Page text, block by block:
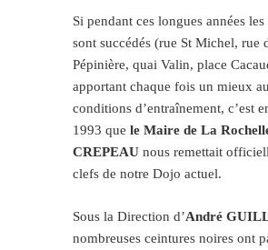
Si pendant ces longues années
sont succédés (rue St Michel, rue
Pépinière, quai Valin, place
apportant chaque fois un mieux
conditions d’entraînement, c’est
1993 que le Maire de La
CREPEAU nous remettait
clefs de notre Dojo actuel.
Sous la Direction d’André
nombreuses ceintures noires ont